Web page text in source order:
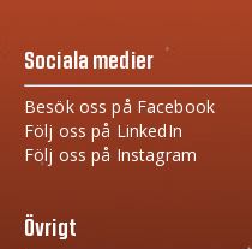
Sociala medier
Besök oss på Facebook
Följ oss på LinkedIn
Följ oss på Instagram
Övrigt